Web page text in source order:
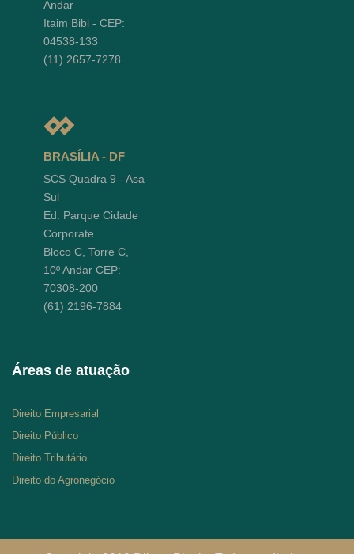
Andar
Itaim Bibi - CEP:
04538-133
(11) 2657-7278
BRASÍLIA - DF
SCS Quadra 9 - Asa
Sul
Ed. Parque Cidade
Corporate
Bloco C, Torre C,
10º Andar CEP:
70308-200
(61) 2196-7884
Áreas de atuação
Direito Empresarial
Direito Público
Direito Tributário
Direito do Agronegócio